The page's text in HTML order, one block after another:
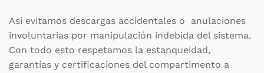
Así evitamos descargas accidentales o anulaciones
involuntarias por manipulación indebida del sistema.
Con todo esto respetamos la estanqueidad,
garantías y certificaciones del compartimento a